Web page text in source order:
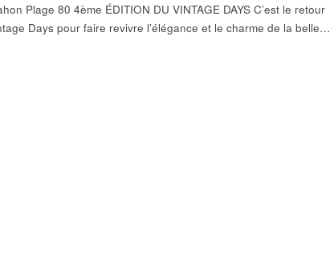
Plage 80 4ème ÉDITION DU VINTAGE DAYS C’est le retour
Days pour faire revivre l’élégance et le charme de la belle…